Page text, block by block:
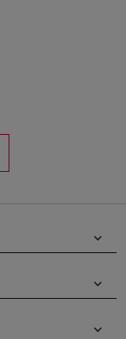
keyboard_arrow_down
keyboard_arrow_down
keyboard_arrow_down